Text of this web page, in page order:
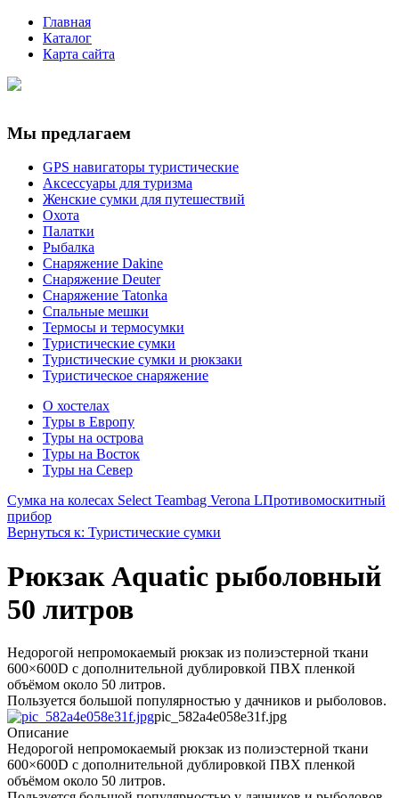
Главная
Каталог
Карта сайта
Мы предлагаем
GPS навигаторы туристические
Аксессуары для туризма
Женские сумки для путешествий
Охота
Палатки
Рыбалка
Снаряжение Dakine
Снаряжение Deuter
Снаряжение Tatonka
Спальные мешки
Термосы и термосумки
Туристические сумки
Туристические сумки и рюкзаки
Туристическое снаряжение
О хостелах
Туры в Европу
Туры на острова
Туры на Восток
Туры на Север
Сумка на колесах Select Teambag Verona LПротивомоскитный
прибор
Вернуться к: Туристические сумки
Рюкзак Aquatic рыболовный
50 литров
Недорогой непромокаемый рюкзак из полиэстерной ткани
600×600D с дополнительной дублировкой ПВХ пленкой
объёмом около 50 литров.
Пользуется большой популярностью у дачников и рыболовов.
pic_582a4e058e31f.jpg
Описание
Недорогой непромокаемый рюкзак из полиэстерной ткани
600×600D с дополнительной дублировкой ПВХ пленкой
объёмом около 50 литров.